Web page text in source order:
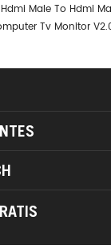
Male To Hdmi
Tv Monitor